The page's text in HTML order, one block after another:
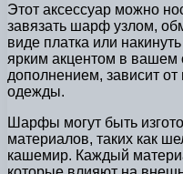
Этот аксессуар можно
завязать шарф узлом,
виде платка или
ярким акцентом в вашем
дополнением, зависит
одежды.
Шарфы могут быть
материалов, таких как
кашемир. Каждый